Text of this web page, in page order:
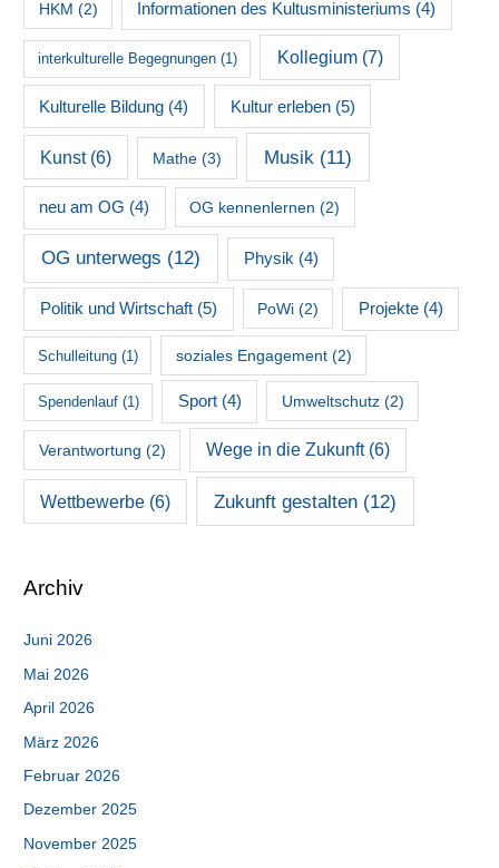
HKM (2) Informationen des Kultusministeriums (4)
interkulturelle Begegnungen(1) Kollegium(7)
Kulturelle Bildung (4) Kultur erleben(5)
Kunst(6) Mathe (3) Musik (11)
neu am OG (4) OG kennenlernen (2)
OG unterwegs (12) Physik (4)
Politik und Wirtschaft(5) PoWi(2) Projekte(4)
Schulleitung(1) soziales Engagement(2)
Spendenlauf(1) Sport(4) Umweltschutz(2)
Verantwortung (2) Wege in die Zukunft(6)
Wettbewerbe (6) Zukunft gestalten (12)
Archiv
Juni 2026
Mai 2026
April 2026
März 2026
Februar 2026
Dezember 2025
November 2025